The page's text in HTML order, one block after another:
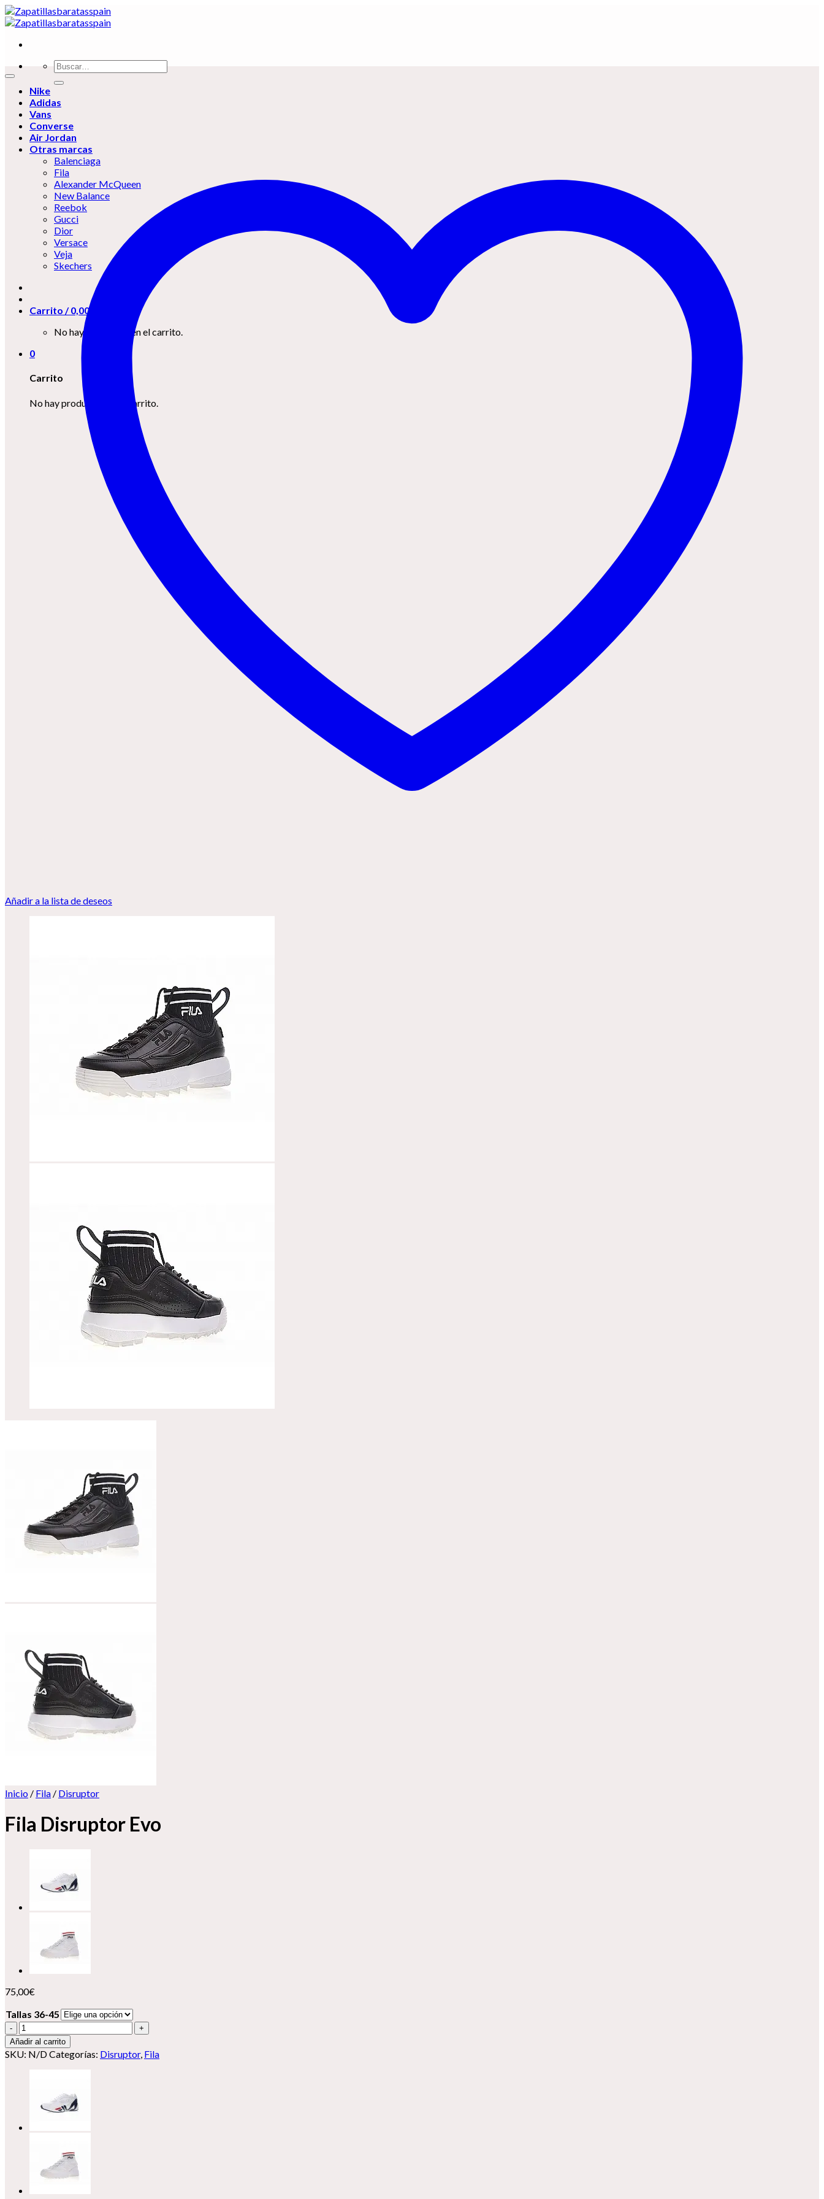
Skip
to
Buscar
por:
Nike
Adidas
Vans
Converse
Air Jordan
Otras marcas
Balenciaga
Fila
Alexander McQueen
New Balance
Reebok
Gucci
Dior
Versace
Veja
Skechers
Carrito /0,00
No hay productos en el carrito.
0
Carrito
No hay productos en el carrito.
Añadir a la lista de deseos
Inicio / Fila / Disruptor
Fila Disruptor Evo
75,00€
Tallas 36-45
Fila
Disruptor
Evo
cantidad
Añadir al carrito
SKU: N/DCategorías: Disruptor, Fila